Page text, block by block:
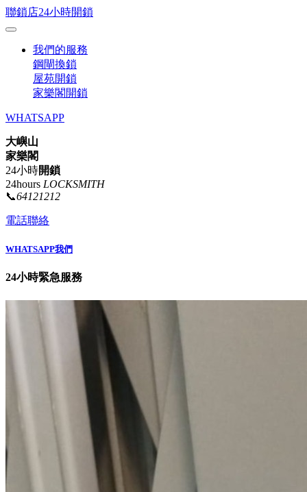
聯鎖店24小時開鎖
我們的服務
鋼閘換鎖
屋苑開鎖
家樂閣開鎖
WHATSAPP
大嶼山
家樂閣
24小時開鎖
24hours LOCKSMITH
📞64121212
電話聯絡
WHATSAPP我們
24小時緊急服務